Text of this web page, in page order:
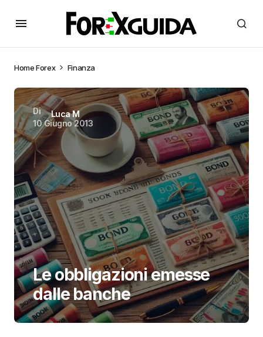
HomeForex Finanza
Di
Luca M
10 Giugno 2013
Le obbligazioni emesse
dalle banche